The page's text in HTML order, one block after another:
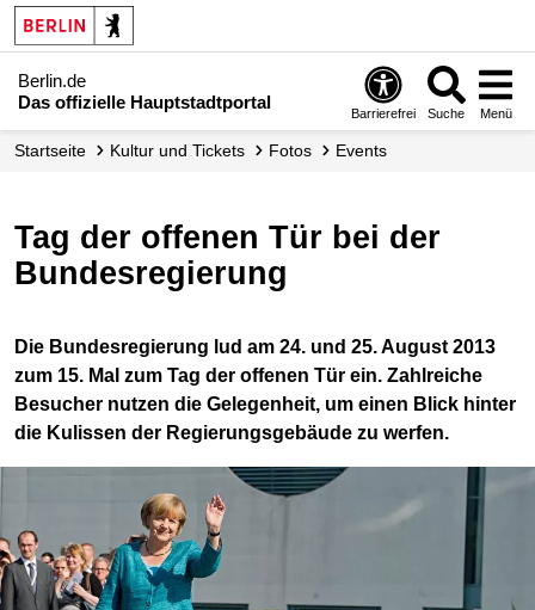
Berlin.de
Das offizielle Hauptstadtportal
Barrierefrei Suche Menü
Startseite Kultur und Tickets Fotos Events
Tag der offenen Tür bei der
Bundesregierung
Die Bundesregierung lud am 24. und 25. August 2013
zum 15. Mal zum Tag der offenen Tür ein. Zahlreiche
Besucher nutzen die Gelegenheit, um einen Blick hinter
die Kulissen der Regierungsgebäude zu werfen.